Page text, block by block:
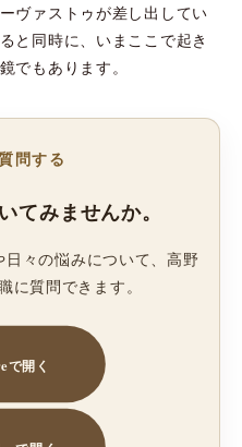
ヴァストゥが差し出してい
と同時に、いまここで起き
でもあります。
問する
てみませんか。
々の悩みについて、高野
に質問できます。
で開く